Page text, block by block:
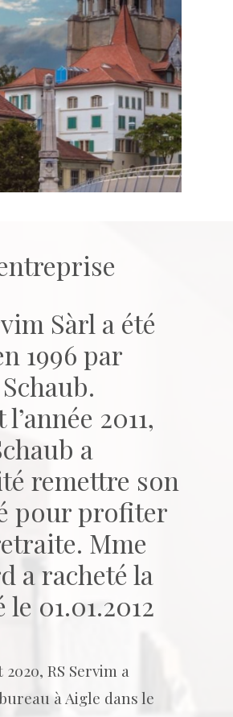
Sàrl a été
1996 par
2011,
a
remettre son
pour profiter
Mme
a racheté la
le 01.01.2012
RS Servim a
à Aigle dans le